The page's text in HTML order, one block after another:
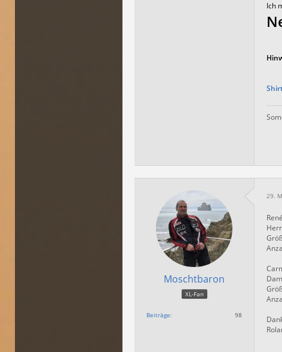
Ich
Moschtbaron
XL-Fan
Beiträge 98
29.